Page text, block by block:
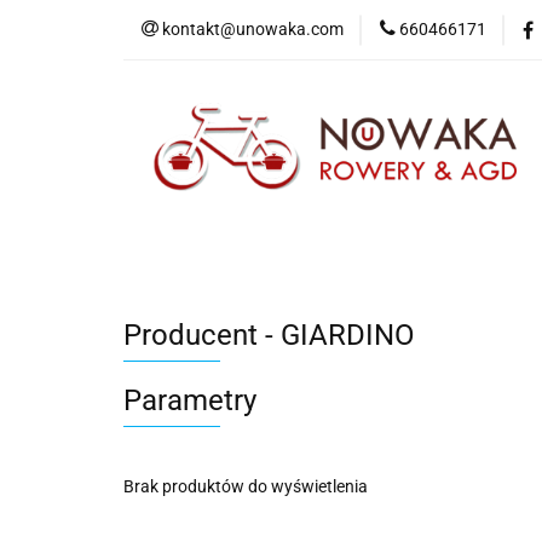
kontakt@unowaka.com 660466171
Producent - GIARDINO
Parametry
Brak produktów do wyświetlenia